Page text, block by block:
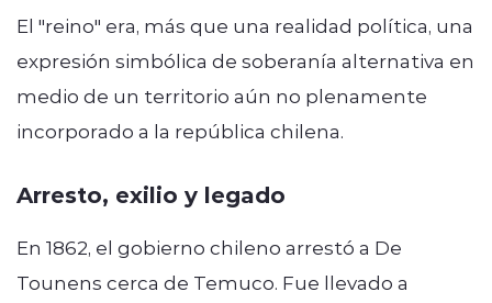
El "reino" era, más que una realidad política, una
expresión simbólica de soberanía alternativa en
medio de un territorio aún no plenamente
incorporado a la república chilena.
Arresto, exilio y legado
En 1862, el gobierno chileno arrestó a De
Tounens cerca de Temuco. Fue llevado a